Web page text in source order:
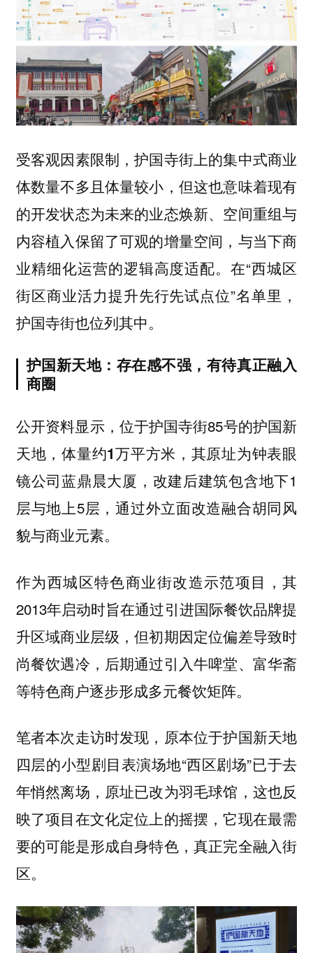
受客观因素限制，护国寺街上的集中式商业
体数量不多且体量较小，但这也意味着现有
的开发状态为未来的业态焕新、空间重组与
内容植入保留了可观的增量空间，与当下商
业精细化运营的逻辑高度适配。在“西城区
街区商业活力提升先行先试点位”名单里，
护国寺街也位列其中。
护国新天地：存在感不强，有待真正融入
商圈
公开资料显示，位于护国寺街85号的护国新
天地 ，体量约1万平方米 ，其原址为钟表眼
镜公司蓝鼎晨大厦，改建后建筑包含地下1
层与地上5层，通过外立面改造融合胡同风
貌与商业元素。
作为西城区特色商业街改造示范项目，其
2013年启动时旨在通过引进国际餐饮品牌提
升区域商业层级，但初期因定位偏差导致时
尚餐饮遇冷，后期通过引入牛啤堂、富华斋
等特色商户逐步形成多元餐饮矩阵。
笔者本次走访时发现，原本位于护国新天地
四层的小型剧目表演场地“西区剧场”已于去
年悄然离场，原址已改为羽毛球馆，这也反
映了项目在文化定位上的摇摆，它现在最需
要的可能是形成自身特色，真正完全融入街
区。